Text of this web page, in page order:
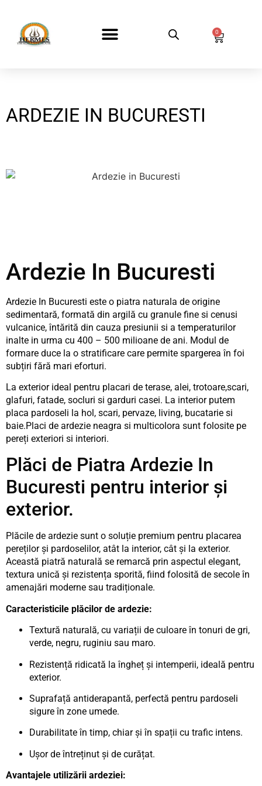
0
ARDEZIE IN BUCURESTI
Ardezie In Bucuresti
Ardezie In Bucuresti este o piatra naturala de origine
sedimentară, formată din argilă cu granule fine si cenusi
vulcanice, întărită din cauza presiunii si a temperaturilor
inalte in urma cu 400 – 500 milioane de ani. Modul de
formare duce la o stratificare care permite spargerea în foi
subțiri fără mari eforturi.
La exterior ideal pentru placari de terase, alei, trotoare,scari,
glafuri, fatade, socluri si garduri casei. La interior putem
placa pardoseli la hol, scari, pervaze, living, bucatarie si
baie.Placi de ardezie neagra si multicolora sunt folosite pe
pereți exteriori si interiori.
Plăci de Piatra Ardezie In
Bucuresti pentru interior și
exterior.
Plăcile de ardezie sunt o soluție premium pentru placarea
pereților și pardoselilor, atât la interior, cât și la exterior.
Această piatră naturală se remarcă prin aspectul elegant,
textura unică și rezistența sporită, fiind folosită de secole în
amenajări moderne sau tradiționale.
Caracteristicile plăcilor de ardezie:
Textură naturală, cu variații de culoare în tonuri de gri,
verde, negru, ruginiu sau maro.
Rezistență ridicată la îngheț și intemperii, ideală pentru
exterior.
Suprafață antiderapantă, perfectă pentru pardoseli
sigure în zone umede.
Durabilitate în timp, chiar și în spații cu trafic intens.
Ușor de întreținut și de curățat.
Avantajele utilizării ardeziei: